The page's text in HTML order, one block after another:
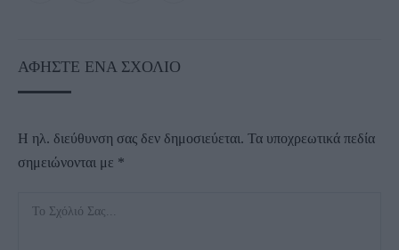
ΑΦΉΣΤΕ ΈΝΑ ΣΧΌΛΙΟ
Η ηλ. διεύθυνση σας δεν δημοσιεύεται. Τα υποχρεωτικά πεδία
σημειώνονται με *